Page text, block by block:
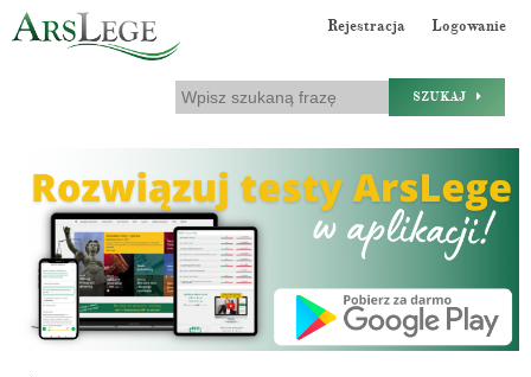
Rejestracja Logowanie
SZUKAJ